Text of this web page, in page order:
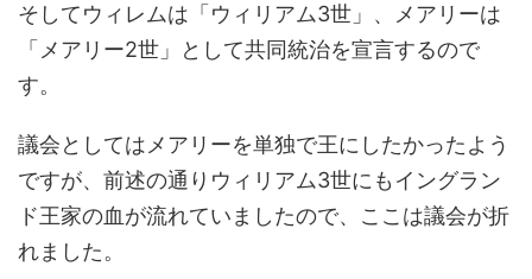
そしてウィレムは「ウィリアム3世」、メアリーは
「メアリー2世」として共同統治を宣言するので
す。
議会としてはメアリーを単独で王にしたかったよう
ですが、前述の通りウィリアム3世にもイングラン
ド王家の血が流れていましたので、ここは議会が折
れました。